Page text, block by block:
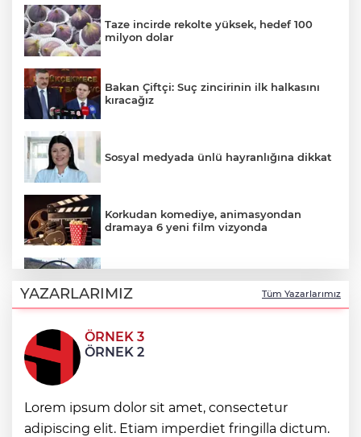
Taze incirde rekolte yüksek, hedef 100
milyon dolar
Bakan Çiftçi: Suç zincirinin ilk halkasını
kıracağız
Sosyal medyada ünlü hayranlığına dikkat
Korkudan komediye, animasyondan
dramaya 6 yeni film vizyonda
başladı
Orman yangınları şirketler istratejik risk...
Sigorta açığı büyüyor
Yöresel lezzetler gastronomi sokağında
ziyaretçilerle buluşuyor
YAZARLARIMIZ Tüm Yazarlarımız
ÖRNEK 3
ÖRNEK 2
Lorem ipsum dolor sit amet, consectetur
adipiscing elit. Etiam imperdiet fringilla dictum.